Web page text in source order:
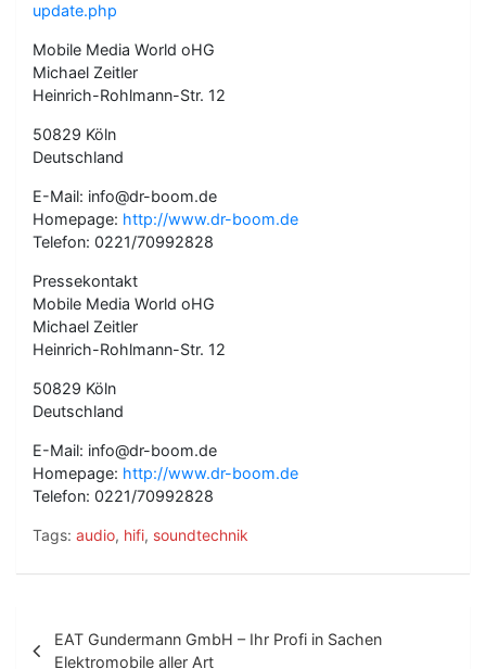
update.php
Mobile Media World oHG
Michael Zeitler
Heinrich-Rohlmann-Str. 12
50829 Köln
Deutschland
E-Mail: info@dr-boom.de
Homepage: http://www.dr-boom.de
Telefon: 0221/70992828
Pressekontakt
Mobile Media World oHG
Michael Zeitler
Heinrich-Rohlmann-Str. 12
50829 Köln
Deutschland
E-Mail: info@dr-boom.de
Homepage: http://www.dr-boom.de
Telefon: 0221/70992828
Tags: audio, hifi, soundtechnik
e
EAT Gundermann GmbH – Ihr Profi in Sachen
Elektromobile aller Art